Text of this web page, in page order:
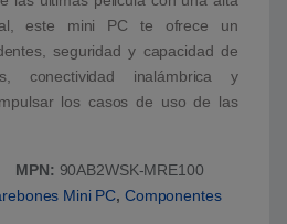
este mini PC te ofrece un
seguridad y capacidad de
conectividad inalámbrica y
los casos de uso de las
MPN: 90AB2WSK-MRE100
Mini PC, Componentes